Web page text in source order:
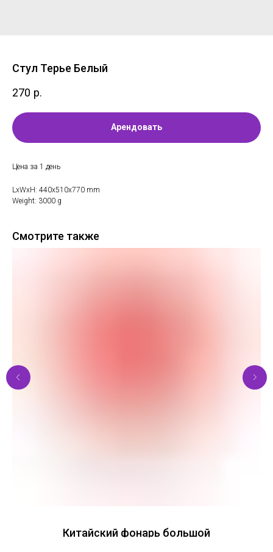
Стул Терье Белый
270 р.
Арендовать
Цена за 1 день
LxWxH: 440x510x770 mm
Weight: 3000 g
Смотрите также
Китайский фонарь большой